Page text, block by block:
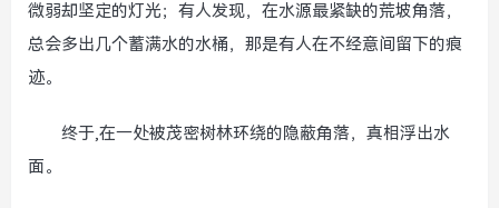
微弱却坚定的灯光；有人发现，在水源最紧缺的荒坡角落，
总会多出几个蓄满水的水桶，那是有人在不经意间留下的痕
迹。
终于,在一处被茂密树林环绕的隐蔽角落，真相浮出水
面。